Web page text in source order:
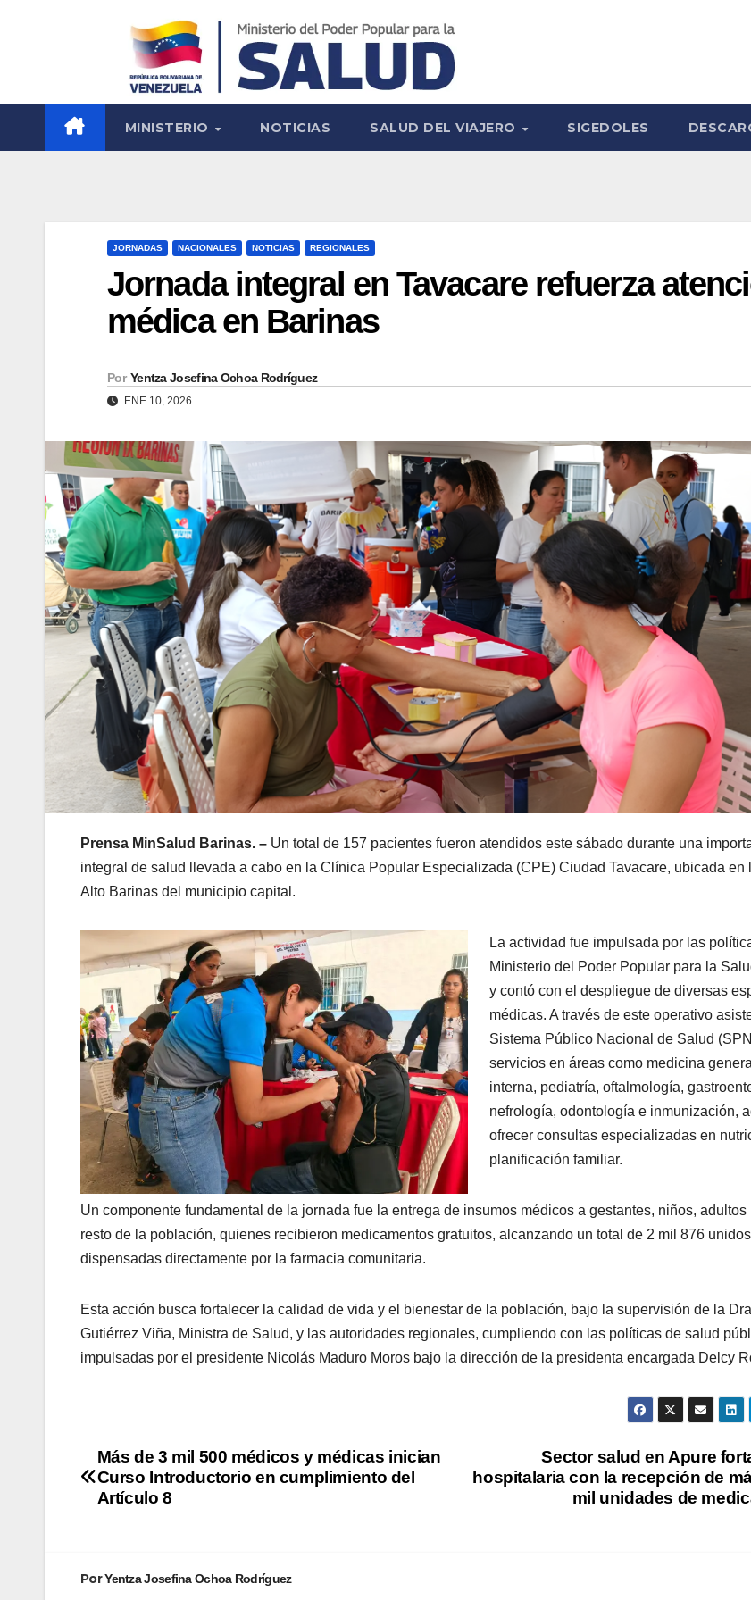
MINISTERIO NOTICIAS SALUD DEL VIAJERO SIGEDOLES
JORNADAS NACIONALES NOTICIAS REGIONALES
Jornada integral en Tavacare refuerza
médica en Barinas
Por Yentza Josefina Ochoa Rodríguez
ENE 10, 2026
Prensa MinSalud Barinas. – Un total de 157 pacientes fueron atendidos este sábado durante una
integral de salud llevada a cabo en la Clínica Popular Especializada (CPE) Ciudad Tavacare, ubicada en
Alto Barinas del municipio capital.
La actividad fue impulsada por las
Ministerio del Poder Popular para la
y contó con el despliegue de diversas
médicas. A través de este operativo
Sistema Público Nacional de Salud
servicios en áreas como medicina
interna, pediatría, oftalmología,
nefrología, odontología e inmunización,
ofrecer consultas especializadas en
planificación familiar.
Un componente fundamental de la jornada fue la entrega de insumos médicos a gestantes, niños, adultos
resto de la población, quienes recibieron medicamentos gratuitos, alcanzando un total de 2 mil 876
dispensadas directamente por la farmacia comunitaria.
Esta acción busca fortalecer la calidad de vida y el bienestar de la población, bajo la supervisión de la
Gutiérrez Viña, Ministra de Salud, y las autoridades regionales, cumpliendo con las políticas de salud
impulsadas por el presidente Nicolás Maduro Moros bajo la dirección de la presidenta encargada Delcy
Sector salud en Apure
hospitalaria con la recepción de
mil unidades de
​Más de 3 mil 500 médicos y médicas inician
Curso Introductorio en cumplimiento del
Artículo 8
PorYentza Josefina Ochoa Rodríguez